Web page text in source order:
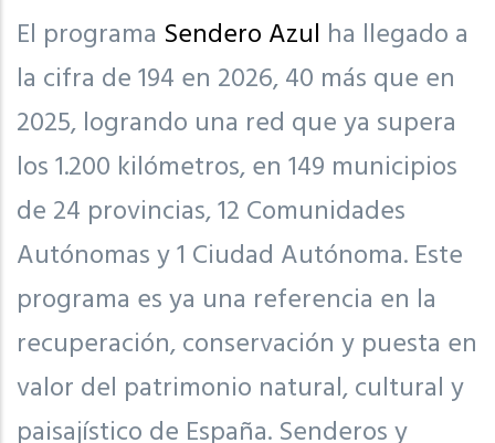
El programa Sendero Azul ha llegado a
la cifra de 194 en 2026, 40 más que en
2025, logrando una red que ya supera
los 1.200 kilómetros, en 149 municipios
de 24 provincias, 12 Comunidades
Autónomas y 1 Ciudad Autónoma. Este
programa es ya una referencia en la
recuperación, conservación y puesta en
valor del patrimonio natural, cultural y
paisajístico de España. Senderos y